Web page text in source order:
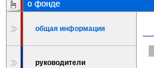
общая информация
руководители